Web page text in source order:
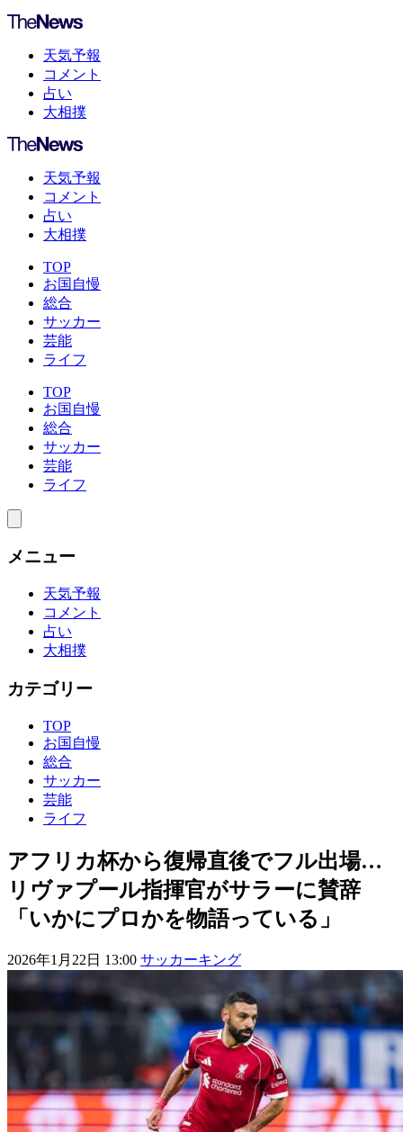
天気予報
コメント
占い
大相撲
天気予報
コメント
占い
大相撲
TOP
お国自慢
総合
サッカー
芸能
ライフ
TOP
お国自慢
総合
サッカー
芸能
ライフ
メニュー
天気予報
コメント
占い
大相撲
カテゴリー
TOP
お国自慢
総合
サッカー
芸能
ライフ
アフリカ杯から復帰直後でフル出場…
リヴァプール指揮官がサラーに賛辞
「いかにプロかを物語っている」
2026年1月22日 13:00 サッカーキング